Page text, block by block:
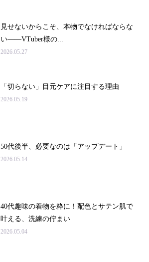
見せないからこそ、本物でなければならな
い――VTuber様の...
2026.05.27
「切らない」目元ケアに注目する理由
2026.05.19
50代後半、必要なのは「アップデート」
2026.05.14
40代趣味の着物を粋に！配色とサテン肌で
叶える、洗練の佇まい
2026.05.04